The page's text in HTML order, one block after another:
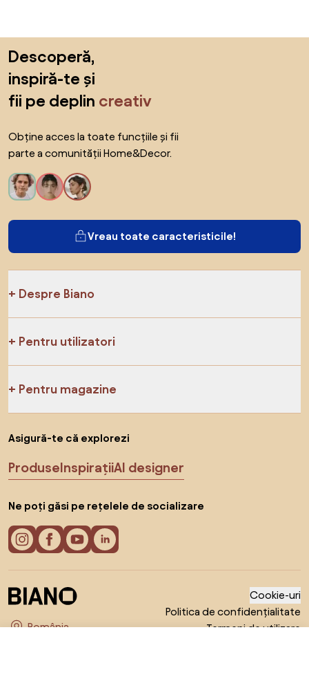
Descoperă,
inspiră-te și
fii pe deplin creativ
Obține acces la toate funcțiile și fii
parte a comunității Home&Decor.
Vreau toate caracteristicile!
Despre Biano
Pentru utilizatori
Pentru magazine
Asigură-te că explorezi
ProduseInspirațiiAI designer
Ne poți găsi pe rețelele de socializare
Cookie-uri
Politica de confidențialitate
Termeni de utilizare